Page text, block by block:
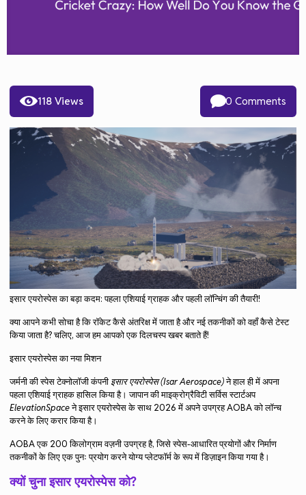
118 Views 0 Comments
इसार एयरोस्पेस का बड़ा कदम: पहला एशियाई ग्राहक और पहली लॉन्चिंग की तैयारी!
क्या आपने कभी सोचा है कि रॉकेट कैसे अंतरिक्ष में जाता है और नई तकनीकों को वहाँ कैसे टेस्ट
किया जाता है? चलिए, आज हम आपको एक दिलचस्प खबर बताते हैं!
इसार एयरोस्पेस का नया मिशन
जर्मनी की स्पेस टेक्नोलॉजी कंपनी इसार एयरोस्पेस (Isar Aerospace)ने हाल ही में अपना
पहला एशियाई ग्राहक हासिल किया है। जापान की माइक्रोग्रैविटी सर्विस स्टार्टअप
ElevationSpaceने इसार एयरोस्पेस के साथ 2026 में अपने उपग्रह AOBA को लॉन्च
करने के लिए करार किया है।
AOBA एक 200 किलोग्राम वज़नी उपग्रह है, जिसे स्पेस-आधारित प्रयोगों और निर्माण
तकनीकों के लिए एक पुनः प्रयोग करने योग्य प्लेटफॉर्म के रूप में डिज़ाइन किया गया है।
क्यों चुना इसार एयरोस्पेस को?